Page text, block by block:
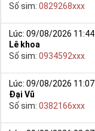
Số sim: 0829268xxx
Lúc: 09/08/2026 11:44
Lê khoa
Số sim: 0934592xxx
Lúc: 09/08/2026 11:07
Đại Vũ
Số sim: 0382166xxx